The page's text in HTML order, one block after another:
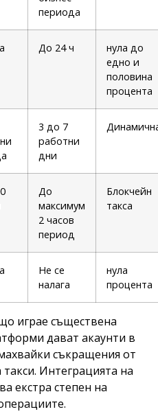
периода
До 24 ч
нула до
едно и
половина
процента
3 до 7
работни
дни
До
максимум
2 часов
период
Блокчейн
такса
Не се
налага
нула
процента
играе съществена
дават акаунти в
съкращения от
Интеграцията на
екстра степен на